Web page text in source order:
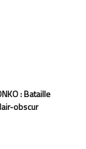
: Bataille
obscur